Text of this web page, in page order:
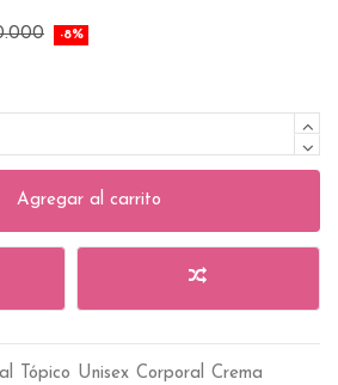
-8%
Agregar al carrito
Tópico Unisex Corporal
Crema